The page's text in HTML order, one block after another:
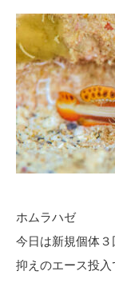
ホムラハゼ
今日は新規個体
抑えのエース投入